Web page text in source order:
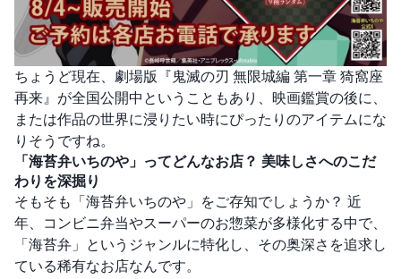
ちょうど現在、劇場版『鬼滅の刃 無限城編 第一章 猗窩座
再来』が全国公開中ということもあり、映画鑑賞の後に、
または作品の世界に浸りたい時にぴったりのアイテムにな
りそうですね。
「海苔弁いちのや」ってどんなお店？ 美味しさへのこだ
わりを深掘り
そもそも「海苔弁いちのや」をご存知でしょうか？ 近
年、コンビニ弁当やスーパーのお惣菜が多様化する中で、
「海苔弁」というジャンルに特化し、その奥深さを追求し
ている稀有なお店なんです。